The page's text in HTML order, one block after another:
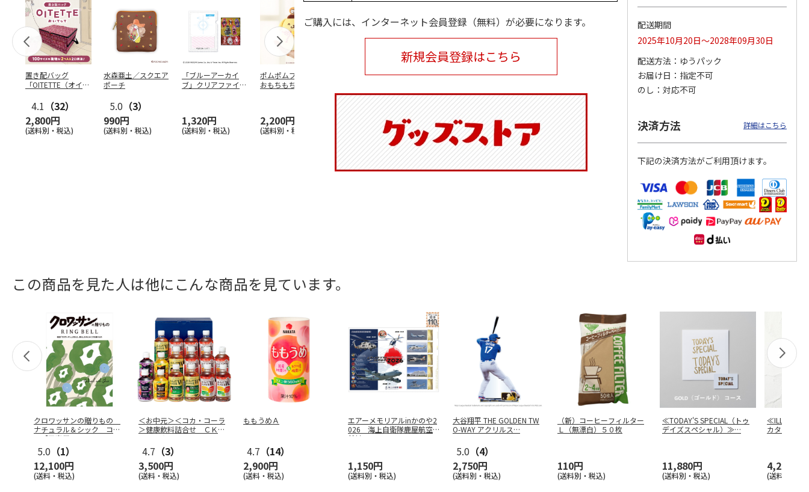
置き配バッグ
「OITETTE（オイテ
4.1 （32）
2,800円
(送料別・税込)
水森亜土／スクエア
ポーチ
5.0 （3）
990円
(送料別・税込)
「ブルーアーカイ
ブ」クリアファイル
1,320円
(送料別・税込)
ポムポムプリン30th
おもちもちもちマス
2,200円
(送料別・税込)
ポムポムプリン30th
ション
(送料別・税込)
水森亜土／ステッカ
600円
(送料別・税込)
リラックマ／マルチ
5.0（6）
1,100円
(送料別・税込)
風』チョコラータと
セッ
5.0
1,969円
ポムポムプリン30th
日付印 Lサイズ
4,950円
(送料別・税込)
605,000円
(送料・税込)
ご購入には、インターネット会員登録（無料）が必要になります。
新規会員登録はこちら
配送期間
2025年10月20日～2028年09月30日
配送方法
ゆうパック
お届け日
指定不可
のし
対応不可
決済方法 詳細はこちら
下記の決済方法がご利用頂けます。
この商品を見た人は他にこんな商品を見ています。
クロワッサンの贈りもの
ナチュラル＆シック コー
ス【弔事用
5.0 （1）
12,100円
(送料・税込)
＜お中元＞＜コカ・コーラ
＞健康飲料詰合せ ＣＫＤ
4.7 （3）
3,500円
(送料・税込)
ももうめＡ
4.7 （14）
2,900円
(送料・税込)
エアーメモリアルinかのや2
026 海上自衛隊鹿屋航空
基地
1,150円
(送料別・税込)
大谷翔平 THE GOLDEN TW
O-WAY アクリルス…
5.0 （4）
2,750円
(送料別・税込)
（新）コーヒーフィルター
Ｌ（無漂白）５０枚
110円
(送料別・税込)
≪TODAY'S SPECIAL（トゥ
デイズスペシャル）≫…
11,880円
(送料別・税込)
≪ILLUMS
カタログギ
4,290円
(送料別・税